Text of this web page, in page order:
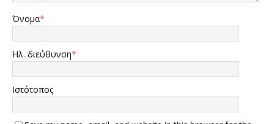
Όνομα*
Ηλ. διεύθυνση*
Ιστότοπος